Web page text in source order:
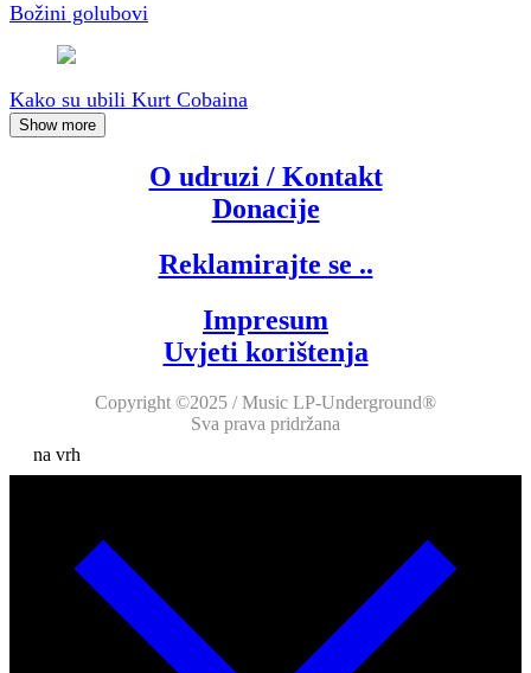
Božini golubovi
Kako su ubili Kurt Cobaina
Show more
O udruzi / Kontakt
Donacije
Reklamirajte se ..
Impresum
Uvjeti korištenja
Copyright ©2025 / Music LP-Underground®
Sva prava pridržana
na vrh